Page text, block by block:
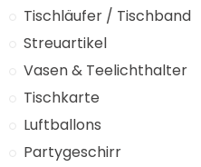
Tischläufer / Tischband
Streuartikel
Vasen & Teelichthalter
Tischkarte
Luftballons
Partygeschirr